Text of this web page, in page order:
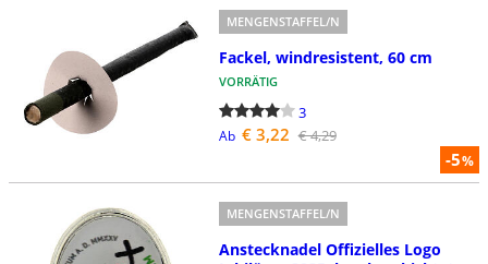
-5%
MENGENSTAFFEL/N
Fackel, windresistent, 60 cm
VORRÄTIG
3
Ab € 3,22 € 4,29
MENGENSTAFFEL/N
Anstecknadel Offizielles Logo